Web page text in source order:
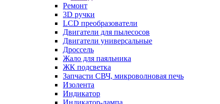
Ремонт
3D ручки
LCD преобразователи
Двигатели для пылесосов
Двигатели универсальные
Дроссель
Жало для паяльника
ЖК подсветка
Запчасти СВЧ, микроволновая печь
Изолента
Индикатор
Индикатор-лампа